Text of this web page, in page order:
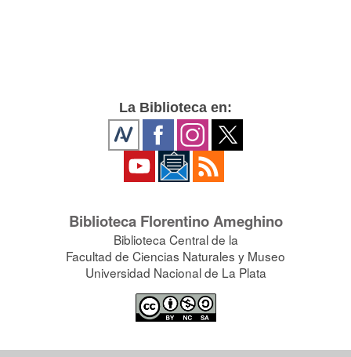
La Biblioteca en:
Biblioteca Florentino Ameghino
Biblioteca Central de la
Facultad de Ciencias Naturales y Museo
Universidad Nacional de La Plata